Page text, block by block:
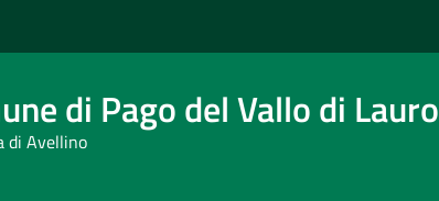
di Pago del Vallo di Lauro
di Avellino